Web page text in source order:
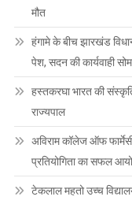
मौत
हंगामे के बीच झारखंड
पेश, सदन की कार्यवाही
हस्तकरघा भारत की
राज्यपाल
अविराम कॉलेज ऑफ
प्रतियोगिता का सफल
टेकलाल महतो उच्च